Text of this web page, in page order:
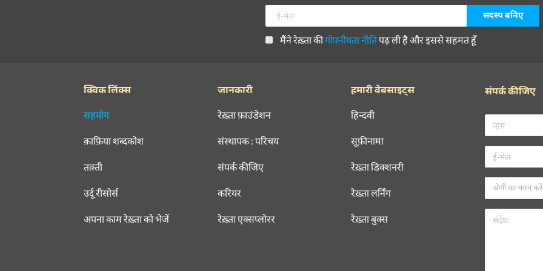
मैंने रेख़्ता कीगोपनीयता नीतिपढ़ ली है और इससे सहमत हूँ
क्विक लिंक्स
सहयोग
क़ाफ़िया शब्दकोश
तक़्ती
उर्दू रीसोर्स
अपना काम रेख़्ता को भेजें
जानकारी
रेख़्ता फ़ाउंडेशन
संस्थापक : परिचय
संपर्क कीजिए
करियर
रेख़्ता एक्सप्लोरर
हमारी वेबसाइट्स
हिन्दवी
सूफ़ीनामा
रेख़्ता डिक्शनरी
रेख़्ता लर्निंग
रेख़्ता बुक्स
संपर्क कीजिए